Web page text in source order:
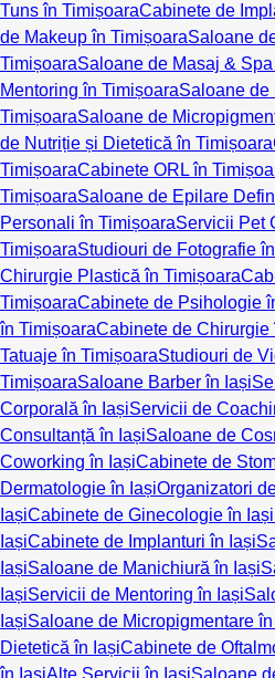
Tuns în TimișoaraCabinete de
de Makeup în TimișoaraSaloane
TimișoaraSaloane de Masaj &
Mentoring în TimișoaraSaloane de
TimișoaraSaloane de
de Nutriție și Dietetică în Timișoara
TimișoaraCabinete ORL în
TimișoaraSaloane de Epilare
Personali în TimișoaraServicii Pet
TimișoaraStudiouri de Fotografie
Chirurgie Plastică în Timișoara
TimișoaraCabinete de Psihologie
în TimișoaraCabinete de Chirurgie
Tatuaje în TimișoaraStudiouri de
TimișoaraSaloane Barber în Iași
Corporală în IașiServicii de
Consultanță în IașiSaloane de
Coworking în IașiCabinete de
Dermatologie în IașiOrganizatori
IașiCabinete de Ginecologie în Iași
IașiCabinete de Implanturi în Iași
IașiSaloane de Manichiură în Iași
IașiServicii de Mentoring în Iași
IașiSaloane de Micropigmentare în
Dietetică în IașiCabinete de